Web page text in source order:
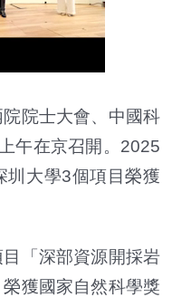
院士大會、中國科
午在京召開。2025
圳大學3個項目榮獲
「深部資源開採岩
獲國家自然科學獎